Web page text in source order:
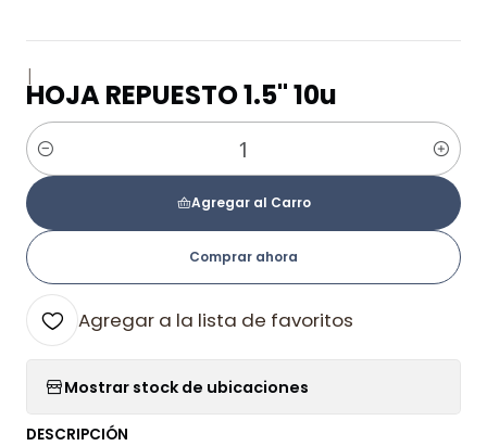
|
HOJA REPUESTO 1.5" 10u
Cantidad
Agregar al Carro
Comprar ahora
Agregar a la lista de favoritos
Mostrar stock de ubicaciones
DESCRIPCIÓN